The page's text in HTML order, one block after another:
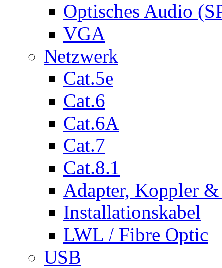
Optisches Audio
VGA
Netzwerk
Cat.5e
Cat.6
Cat.6A
Cat.7
Cat.8.1
Adapter, Koppler &
Installationskabel
LWL / Fibre Optic
USB